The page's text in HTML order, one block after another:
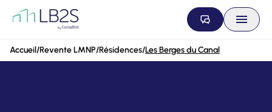
Aller au contenu
Accueil/Revente LMNP/Résidences/Les Berges du Canal